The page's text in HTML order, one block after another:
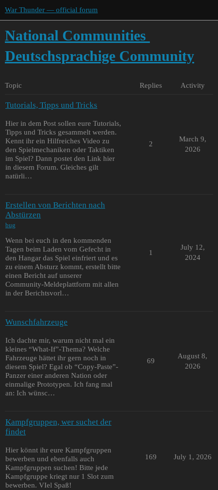
War Thunder — official forum
National Communities
Deutschsprachige Community
Topic Replies Activity
Tutorials, Tipps und Tricks
Hier in dem Post sollen eure Tutorials,
Tipps und Tricks gesammelt werden.
Kennt ihr ein Hilfreiches Video zu
den Spielmechaniken oder Taktiken
im Spiel? Dann postet den Link hier
in diesem Forum. Gleiches gilt
natürli…
2
March 9,
2026
Erstellen von Berichten nach
Abstürzen
bug
Wenn bei euch in den kommenden
Tagen beim Laden vom Gefecht in
den Hangar das Spiel einfriert und es
zu einem Absturz kommt, erstellt bitte
einen Bericht auf unserer
Community-Meldeplattform mit allen
in der Berichtsvorl…
1
July 12,
2024
Wunschfahrzeuge
Ich dachte mir, warum nicht mal ein
kleines “What-If”-Thema? Welche
Fahrzeuge hättet ihr gern noch in
diesem Spiel? Egal ob “Copy-Paste”-
Panzer einer anderen Nation oder
einmalige Prototypen. Ich fang mal
an: Ich wünsc…
69
August 8,
2026
Kampfgruppen, wer suchet der
findet
Hier könnt ihr eure Kampfgruppen
bewerben und ebenfalls auch
Kampfgruppen suchen! Bitte jede
Kampfgruppe kriegt nur 1 Slot zum
bewerben. VIel Spaß!
169 July 1, 2026